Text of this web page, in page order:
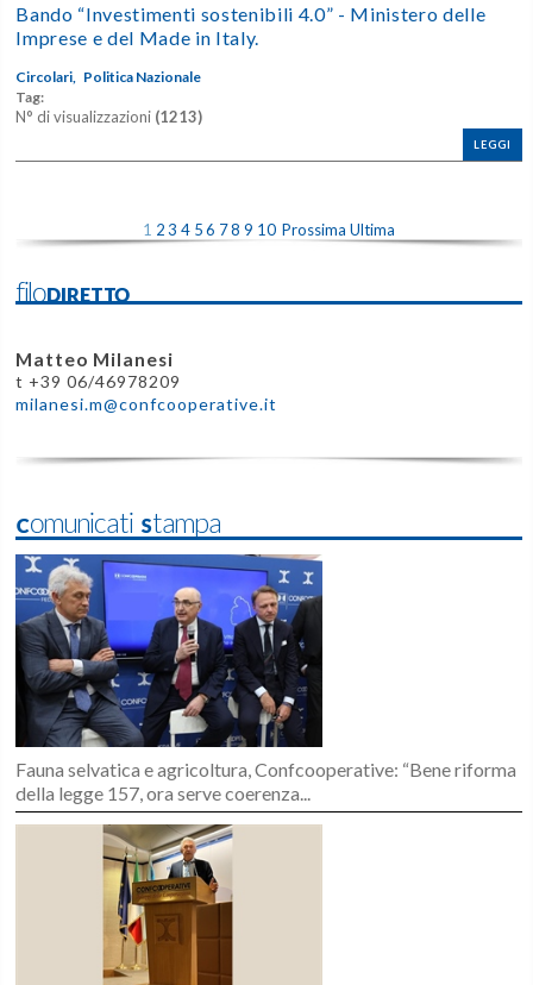
Bando “Investimenti sostenibili 4.0” - Ministero delle
Imprese e del Made in Italy.
Circolari,
Politica Nazionale
Tag:
N° di visualizzazioni (1213)
LEGGI
1 2 3 4 56 78 9 10 Prossima Ultima
filoDIRETTO
Matteo Milanesi
t +39 06/46978209
milanesi.m@confcooperative.it
Comunicati Stampa
Fauna selvatica e agricoltura, Confcooperative: “Bene riforma
della legge 157, ora serve coerenza...